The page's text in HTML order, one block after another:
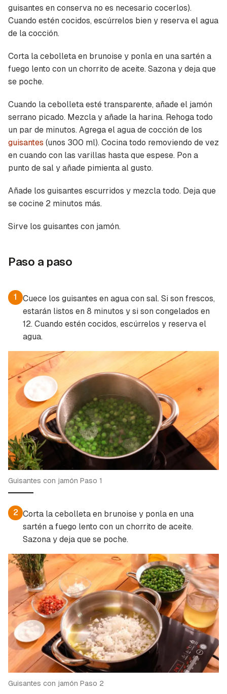
Guardar como favorito
de iniciar sesión con tu cuenta de Cocinatis.
INICIAR SESIÓN
guisantes en conserva no es necesario cocerlos).
Cuando estén cocidos, escúrrelos bien y reserva el agua
de la cocción.
Corta la cebolleta en brunoise y ponla en una sartén a
fuego lento con un chorrito de aceite. Sazona y deja que
se poche.
Cuando la cebolleta esté transparente, añade el jamón
serrano picado. Mezcla y añade la harina. Rehoga todo
un par de minutos. Agrega el agua de cocción de los
guisantes (unos 300 ml). Cocina todo removiendo de vez
en cuando con las varillas hasta que espese. Pon a
punto de sal y añade pimienta al gusto.
Añade los guisantes escurridos y mezcla todo. Deja que
se cocine 2 minutos más.
Sirve los guisantes con jamón.
Paso a paso
1
Cuece los guisantes en agua con sal. Si son frescos,
estarán listos en 8 minutos y si son congelados en
12. Cuando estén cocidos, escúrrelos y reserva el
agua.
Guisantes con jamón Paso 1
2 Corta la cebolleta en brunoise y ponla en una
sartén a fuego lento con un chorrito de aceite.
Sazona y deja que se poche.
Guisantes con jamón Paso 2
Contenido enviado
ACEPTAR